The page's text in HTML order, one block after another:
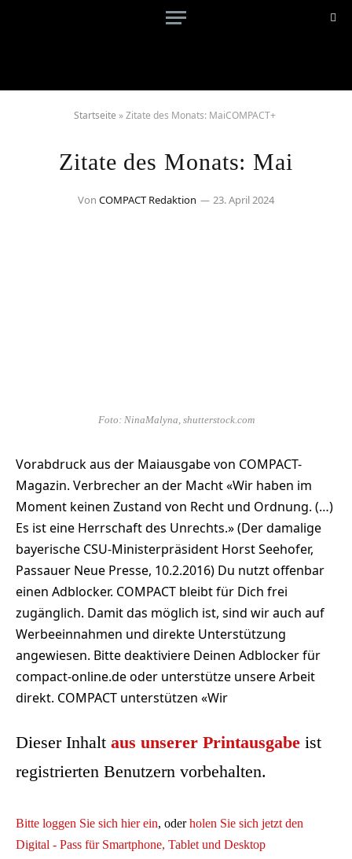
Startseite »Zitate des Monats: MaiCOMPACT+
Zitate des Monats: Mai
Von COMPACT Redaktion 23. April 2024
Foto: NinaMalyna, shutterstock.com
Vorabdruck aus der Maiausgabe von COMPACT-
Magazin. Verbrecher an der Macht «Wir haben im
Moment keinen Zustand von Recht und Ordnung. (…)
Es ist eine Herrschaft des Unrechts.» (Der damalige
bayerische CSU-Ministerpräsident Horst Seehofer,
Passauer Neue Presse, 10.2.2016) Du nutzt offenbar
einen Adblocker. COMPACT bleibt für Dich frei
zugänglich. Damit das möglich ist, sind wir auch auf
Werbeeinnahmen und direkte Unterstützung
angewiesen. Bitte deaktiviere Deinen Adblocker für
compact-online.de oder unterstütze unsere Arbeit
direkt. COMPACT unterstützen «Wir
Dieser Inhalt aus unserer Printausgabe ist
registrierten Benutzern vorbehalten.
Bitte loggen Sie sich hier ein, oderholen Sie sich jetzt den
Digital - Pass für Smartphone, Tablet und Desktop